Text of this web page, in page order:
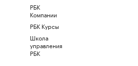
РБК
Компании
РБК Курсы
Школа
управления
РБК